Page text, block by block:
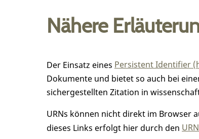
Nähere
Der Einsatz eines Persistent Identifier
Dokumente und bietet so auch bei
sichergestellten Zitation in
URNs können nicht direkt im Browser
dieses Links erfolgt hier durch den